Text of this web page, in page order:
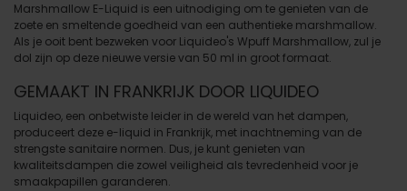
Marshmallow E-Liquid is een uitnodiging om te genieten van de
zoete en smeltende goedheid van een authentieke marshmallow.
Als je ooit bent bezweken voor Liquideo's Wpuff Marshmallow, zul je
dol zijn op deze nieuwe versie van 50 ml in groot formaat.
GEMAAKT IN FRANKRIJK DOOR LIQUIDEO
Liquideo, een onbetwiste leider in de wereld van het dampen,
produceert deze e-liquid in Frankrijk, met inachtneming van de
strengste sanitaire normen. Dus, je kunt genieten van
kwaliteitsdampen die zowel veiligheid als tevredenheid voor je
smaakpapillen garanderen.